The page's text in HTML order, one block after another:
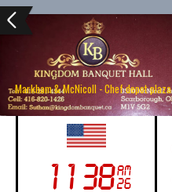
Markham & McNicoll - Chef depot plaza
UK (London)